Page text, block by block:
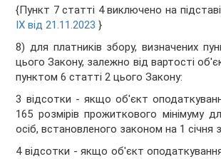
{Пункт 7 статті 4 виключено на
IX від 21.11.2023 }
8) для платників збору, визначених
цього Закону, залежно від вартості
пунктом 6 статті 2 цього Закону:
3 відсотки - якщо об'єкт
165 розмірів прожиткового мінімуму
осіб, встановленого законом на 1 січня
4 відсотки - якщо об'єкт